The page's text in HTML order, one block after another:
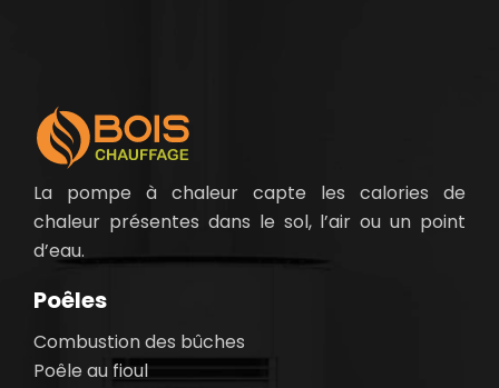
La pompe à chaleur capte les calories de
chaleur présentes dans le sol, l’air ou un point
d’eau.
Poêles
Combustion des bûches
Poêle au fioul